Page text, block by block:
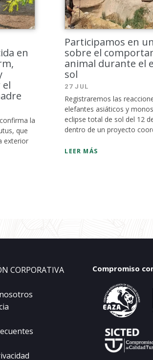
en
la
que
exterior
Participamos en
sobre el
animal durante el
sol
27 JUL
Registraremos las
elefantes asiáticos y
eclipse total de sol del 12
dentro de un proyecto
LEER MÁS
CORPORATIVA
Compromiso